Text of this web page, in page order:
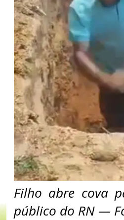
Filho abre cova
público do RN —